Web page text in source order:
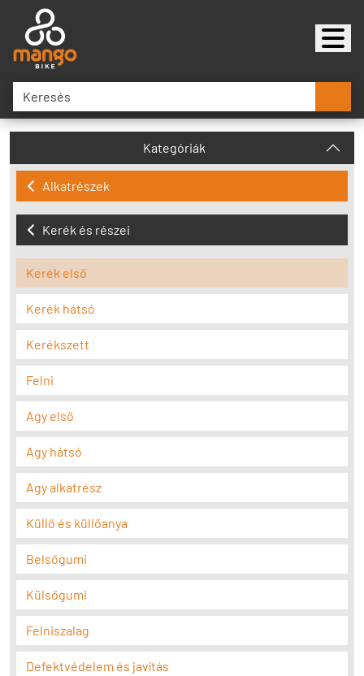
Kategóriák
Alkatrészek
Kerék és részei
Kerék első
Kerék hátsó
Kerékszett
Felni
Agy első
Agy hátsó
Agy alkatrész
Küllő és küllőanya
Belsőgumi
Külsőgumi
Felniszalag
Defektvédelem és javítás